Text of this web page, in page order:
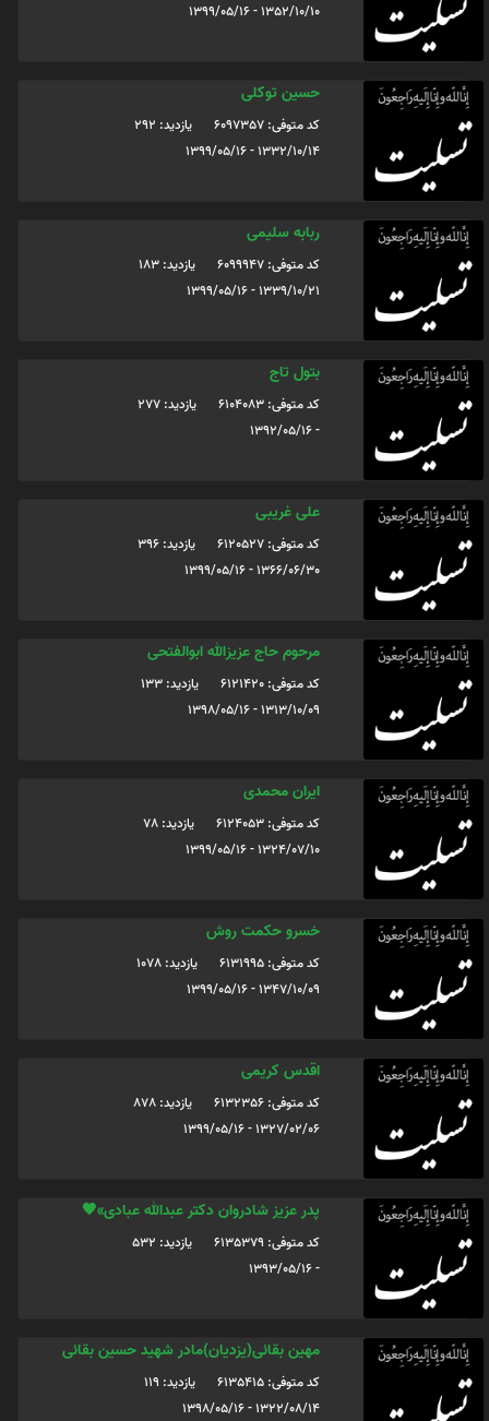
1352/10/10 - 1399/05/16
حسین توکلی
کد متوفی: 6097357
یازدید: 292
1332/10/14 - 1399/05/16
ربابه سلیمی
کد متوفی: 6099947
یازدید: 183
1339/10/21 - 1399/05/16
بتول تاج
کد متوفی: 6104083
یازدید: 277
- 1392/05/16
علی غریبی
کد متوفی: 6120527
یازدید: 396
1366/06/30 - 1399/05/16
مرحوم‌ حاج عزیزالله ابوالفتحی
کد متوفی: 6121420
یازدید: 133
1313/10/09 - 1398/05/16
ایران محمدی
کد متوفی: 6124053
یازدید: 78
1324/07/10 - 1399/05/16
خسرو حکمت روش
کد متوفی: 6131995
یازدید: 1078
1347/10/09 - 1399/05/16
اقدس کریمی
کد متوفی: 6132356
یازدید: 878
1327/02/06 - 1399/05/16
پدر عزیز شادروان دکتر عبدالله عبادی»🖤
کد متوفی: 6135379
یازدید: 532
- 1393/05/16
مهین بقائی(یزدیان)مادر شهید حسین بقائی
کد متوفی: 6135415
یازدید: 119
1322/08/14 - 1398/05/16